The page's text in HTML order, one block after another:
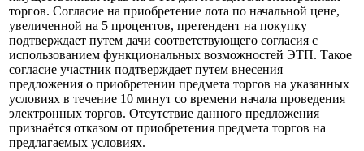
торгов. Согласие на приобретение лота по начальной цене,
увеличенной на 5 процентов, претендент на покупку
подтверждает путем дачи соответствующего согласия с
использованием функциональных возможностей ЭТП. Такое
согласие участник подтверждает путем внесения
предложения о приобретении предмета торгов на указанных
условиях в течение 10 минут со времени начала проведения
электронных торгов. Отсутствие данного предложения
признаётся отказом от приобретения предмета торгов на
предлагаемых условиях.